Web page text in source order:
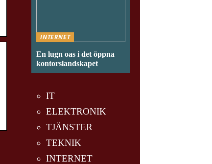
INTERNET
En lugn oas i det öppna
kontorslandskapet
IT
ELEKTRONIK
TJÄNSTER
TEKNIK
INTERNET